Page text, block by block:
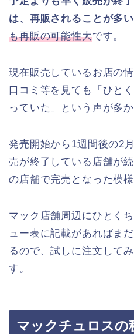
は、再販されることが多い
も再販の可能性大です。
現在販売しているお店の
口コミ等を見ても「ひと
っていた」という声が多か
発売開始から1週間後の2
売が終了している店舗が
の店舗で完売となった模様
マック店舗周辺にひとく
ュー表に記載があればま
るので、試しに注文して
す。
マックチュロスの